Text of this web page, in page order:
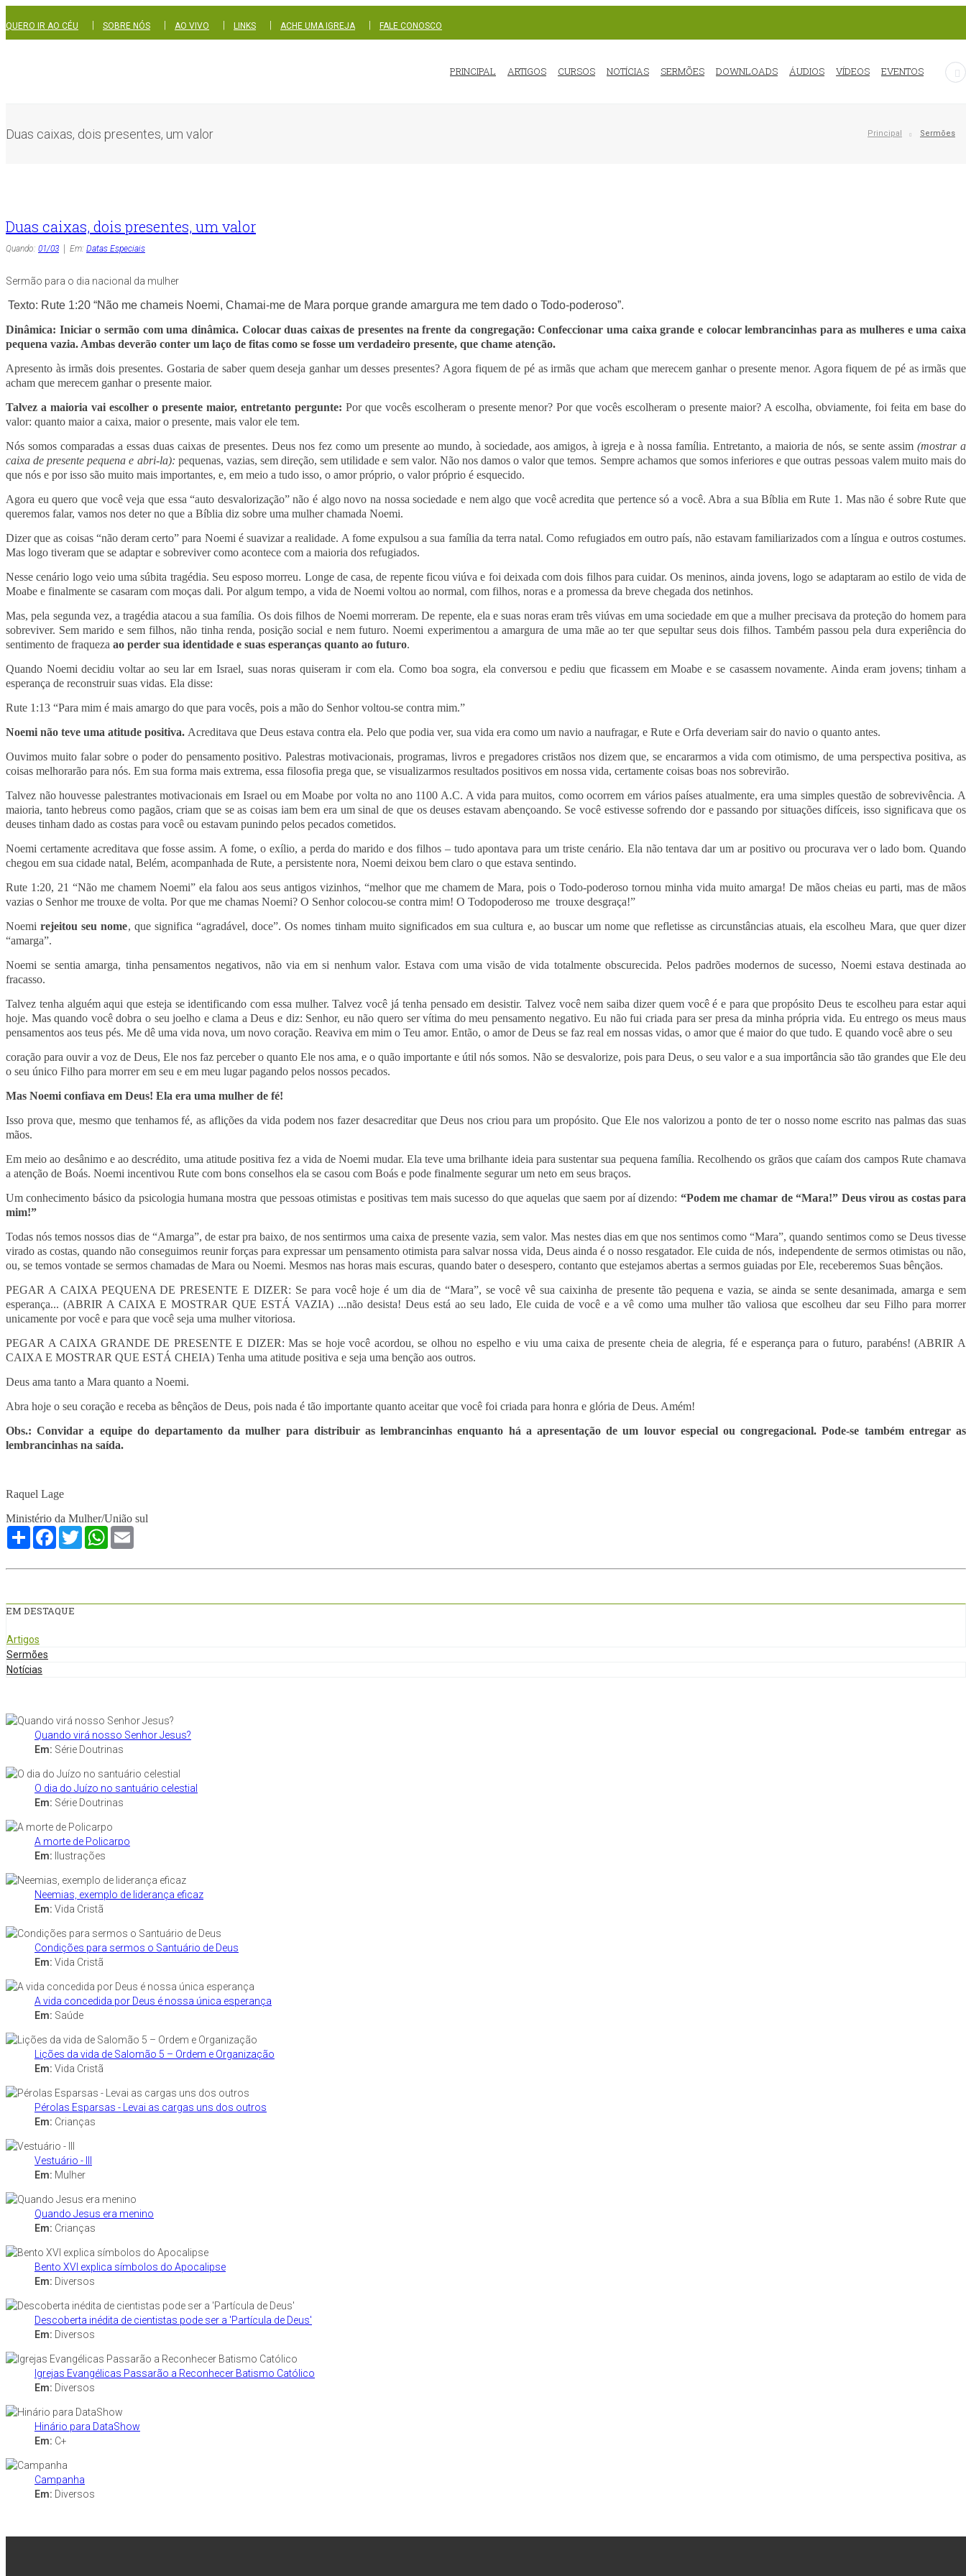
QUERO IR AO CÉU SOBRE NÓS AO VIVO LINKS ACHE UMA IGREJA FALE CONOSCO
PRINCIPAL ARTIGOS CURSOS NOTÍCIAS SERMÕES DOWNLOADS ÁUDIOS VÍDEOS EVENTOS
Duas caixas, dois presentes, um valor Principal Sermões
Duas caixas, dois presentes, um valor
Quando: 01/03 Em: Datas Especiais
Sermão para o dia nacional da mulher
Texto: Rute 1:20 “Não me chameis Noemi, Chamai-me de Mara porque grande amargura me tem dado o Todo-poderoso”.
Dinâmica: Iniciar o sermão com uma dinâmica. Colocar duas caixas de presentes na frente da congregação: Confeccionar uma caixa grande e colocar lembrancinhas para as mulheres e uma caixa
pequena vazia. Ambas deverão conter um laço de fitas como se fosse um verdadeiro presente, que chame atenção.
Apresento às irmãs dois presentes. Gostaria de saber quem deseja ganhar um desses presentes? Agora fiquem de pé as irmãs que acham que merecem ganhar o presente menor. Agora fiquem de pé as irmãs que
acham que merecem ganhar o presente maior.
Talvez a maioria vai escolher o presente maior, entretanto pergunte: Por que vocês escolheram o presente menor? Por que vocês escolheram o presente maior? A escolha, obviamente, foi feita em base do
valor: quanto maior a caixa, maior o presente, mais valor ele tem.
Nós somos comparadas a essas duas caixas de presentes. Deus nos fez como um presente ao mundo, à sociedade, aos amigos, à igreja e à nossa família. Entretanto, a maioria de nós, se sente assim(mostrar a
caixa de presente pequena e abri-la): pequenas, vazias, sem direção, sem utilidade e sem valor. Não nos damos o valor que temos. Sempre achamos que somos inferiores e que outras pessoas valem muito mais do
que nós e por isso são muito mais importantes, e, em meio a tudo isso, o amor próprio, o valor próprio é esquecido.
Agora eu quero que você veja que essa “auto desvalorização” não é algo novo na nossa sociedade e nem algo que você acredita que pertence só a você. Abra a sua Bíblia em Rute 1. Mas não é sobre Rute que
queremos falar, vamos nos deter no que a Bíblia diz sobre uma mulher chamada Noemi.
Dizer que as coisas “não deram certo” para Noemi é suavizar a realidade. A fome expulsou a sua família da terra natal. Como refugiados em outro país, não estavam familiarizados com a língua e outros costumes.
Mas logo tiveram que se adaptar e sobreviver como acontece com a maioria dos refugiados.
Nesse cenário logo veio uma súbita tragédia. Seu esposo morreu. Longe de casa, de repente ficou viúva e foi deixada com dois filhos para cuidar. Os meninos, ainda jovens, logo se adaptaram ao estilo de vida de
Moabe e finalmente se casaram com moças dali. Por algum tempo, a vida de Noemi voltou ao normal, com filhos, noras e a promessa da breve chegada dos netinhos.
Mas, pela segunda vez, a tragédia atacou a sua família. Os dois filhos de Noemi morreram. De repente, ela e suas noras eram três viúvas em uma sociedade em que a mulher precisava da proteção do homem para
sobreviver. Sem marido e sem filhos, não tinha renda, posição social e nem futuro. Noemi experimentou a amargura de uma mãe ao ter que sepultar seus dois filhos. Também passou pela dura experiência do
sentimento de fraqueza ao perder sua identidade e suas esperanças quanto ao futuro.
Quando Noemi decidiu voltar ao seu lar em Israel, suas noras quiseram ir com ela. Como boa sogra, ela conversou e pediu que ficassem em Moabe e se casassem novamente. Ainda eram jovens; tinham a
esperança de reconstruir suas vidas. Ela disse:
Rute 1:13 “Para mim é mais amargo do que para vocês, pois a mão do Senhor voltou-se contra mim.”
Noemi não teve uma atitude positiva. Acreditava que Deus estava contra ela. Pelo que podia ver, sua vida era como um navio a naufragar, e Rute e Orfa deveriam sair do navio o quanto antes.
Ouvimos muito falar sobre o poder do pensamento positivo. Palestras motivacionais, programas, livros e pregadores cristãos nos dizem que, se encararmos a vida com otimismo, de uma perspectiva positiva, as
coisas melhorarão para nós. Em sua forma mais extrema, essa filosofia prega que, se visualizarmos resultados positivos em nossa vida, certamente coisas boas nos sobrevirão.
Talvez não houvesse palestrantes motivacionais em Israel ou em Moabe por volta no ano 1100 A.C. A vida para muitos, como ocorrem em vários países atualmente, era uma simples questão de sobrevivência. A
maioria, tanto hebreus como pagãos, criam que se as coisas iam bem era um sinal de que os deuses estavam abençoando. Se você estivesse sofrendo dor e passando por situações difíceis, isso significava que os
deuses tinham dado as costas para você ou estavam punindo pelos pecados cometidos.
Noemi certamente acreditava que fosse assim. A fome, o exílio, a perda do marido e dos filhos – tudo apontava para um triste cenário. Ela não tentava dar um ar positivo ou procurava ver o lado bom. Quando
chegou em sua cidade natal, Belém, acompanhada de Rute, a persistente nora, Noemi deixou bem claro o que estava sentindo.
Rute 1:20, 21 “Não me chamem Noemi” ela falou aos seus antigos vizinhos, “melhor que me chamem de Mara, pois o Todo-poderoso tornou minha vida muito amarga! De mãos cheias eu parti, mas de mãos
vazias o Senhor me trouxe de volta. Por que me chamas Noemi? O Senhor colocou-se contra mim! O Todopoderoso me trouxe desgraça!”
Noemirejeitou seu nome, que significa “agradável, doce”. Os nomes tinham muito significados em sua cultura e, ao buscar um nome que refletisse as circunstâncias atuais, ela escolheu Mara, que quer dizer
“amarga”.
Noemi se sentia amarga, tinha pensamentos negativos, não via em si nenhum valor. Estava com uma visão de vida totalmente obscurecida. Pelos padrões modernos de sucesso, Noemi estava destinada ao
fracasso.
Talvez tenha alguém aqui que esteja se identificando com essa mulher. Talvez você já tenha pensado em desistir. Talvez você nem saiba dizer quem você é e para que propósito Deus te escolheu para estar aqui
hoje. Mas quando você dobra o seu joelho e clama a Deus e diz: Senhor, eu não quero ser vítima do meu pensamento negativo. Eu não fui criada para ser presa da minha própria vida. Eu entrego os meus maus
pensamentos aos teus pés. Me dê uma vida nova, um novo coração. Reaviva em mim o Teu amor. Então, o amor de Deus se faz real em nossas vidas, o amor que é maior do que tudo. E quando você abre o seu
coração para ouvir a voz de Deus, Ele nos faz perceber o quanto Ele nos ama, e o quão importante e útil nós somos. Não se desvalorize, pois para Deus, o seu valor e a sua importância são tão grandes que Ele deu
o seu único Filho para morrer em seu e em meu lugar pagando pelos nossos pecados.
Mas Noemi confiava em Deus! Ela era uma mulher de fé!
Isso prova que, mesmo que tenhamos fé, as aflições da vida podem nos fazer desacreditar que Deus nos criou para um propósito. Que Ele nos valorizou a ponto de ter o nosso nome escrito nas palmas das suas
mãos.
Em meio ao desânimo e ao descrédito, uma atitude positiva fez a vida de Noemi mudar. Ela teve uma brilhante ideia para sustentar sua pequena família. Recolhendo os grãos que caíam dos campos Rute chamava
a atenção de Boás. Noemi incentivou Rute com bons conselhos ela se casou com Boás e pode finalmente segurar um neto em seus braços.
Um conhecimento básico da psicologia humana mostra que pessoas otimistas e positivas tem mais sucesso do que aquelas que saem por aí dizendo: “Podem me chamar de “Mara!” Deus virou as costas para
mim!”
Todas nós temos nossos dias de “Amarga”, de estar pra baixo, de nos sentirmos uma caixa de presente vazia, sem valor. Mas nestes dias em que nos sentimos como “Mara”, quando sentimos como se Deus tivesse
virado as costas, quando não conseguimos reunir forças para expressar um pensamento otimista para salvar nossa vida, Deus ainda é o nosso resgatador. Ele cuida de nós, independente de sermos otimistas ou não,
ou, se temos vontade se sermos chamadas de Mara ou Noemi. Mesmos nas horas mais escuras, quando bater o desespero, contanto que estejamos abertas a sermos guiadas por Ele, receberemos Suas bênçãos.
PEGAR A CAIXA PEQUENA DE PRESENTE E DIZER: Se para você hoje é um dia de “Mara”, se você vê sua caixinha de presente tão pequena e vazia, se ainda se sente desanimada, amarga e sem
esperança... (ABRIR A CAIXA E MOSTRAR QUE ESTÁ VAZIA) ...não desista! Deus está ao seu lado, Ele cuida de você e a vê como uma mulher tão valiosa que escolheu dar seu Filho para morrer
unicamente por você e para que você seja uma mulher vitoriosa.
PEGAR A CAIXA GRANDE DE PRESENTE E DIZER: Mas se hoje você acordou, se olhou no espelho e viu uma caixa de presente cheia de alegria, fé e esperança para o futuro, parabéns! (ABRIR A
CAIXA E MOSTRAR QUE ESTÁ CHEIA) Tenha uma atitude positiva e seja uma benção aos outros.
Deus ama tanto a Mara quanto a Noemi.
Abra hoje o seu coração e receba as bênçãos de Deus, pois nada é tão importante quanto aceitar que você foi criada para honra e glória de Deus. Amém!
Obs.: Convidar a equipe do departamento da mulher para distribuir as lembrancinhas enquanto há a apresentação de um louvor especial ou congregacional. Pode-se também entregar as
lembrancinhas na saída.
Raquel Lage
Ministério da Mulher/União sul
Compartilhe
Facebook
TwitterWhatsApp
EM DESTAQUE
Artigos
Sermões
Notícias
Quando virá nosso Senhor Jesus?
Em: Série Doutrinas
O dia do Juízo no santuário celestial
Em: Série Doutrinas
A morte de Policarpo
Em: Ilustrações
Neemias, exemplo de liderança eficaz
Em: Vida Cristã
Condições para sermos o Santuário de Deus
Em: Vida Cristã
A vida concedida por Deus é nossa única esperança
Em: Saúde
Lições da vida de Salomão 5 – Ordem e Organização
Em: Vida Cristã
Pérolas Esparsas - Levai as cargas uns dos outros
Em: Crianças
Vestuário - III
Em: Mulher
Quando Jesus era menino
Em: Crianças
Bento XVI explica símbolos do Apocalipse
Em: Diversos
Descoberta inédita de cientistas pode ser a 'Partícula de Deus'
Em: Diversos
Igrejas Evangélicas Passarão a Reconhecer Batismo Católico
Em: Diversos
Hinário para DataShow
Em: C+
Campanha
Em: Diversos